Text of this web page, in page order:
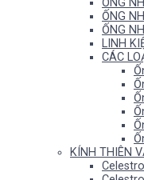
ỐNG
ỐNG
LINH
CÁC
KÍNH THIÊN